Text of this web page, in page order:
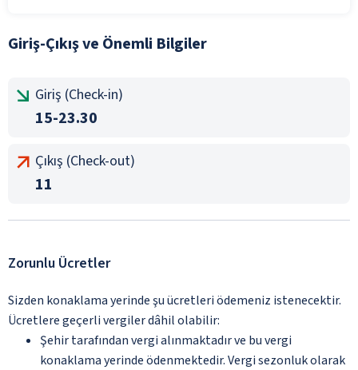
Giriş-Çıkış ve Önemli Bilgiler
Giriş (Check-in)
15-23.30
Çıkış (Check-out)
11
Zorunlu Ücretler
Sizden konaklama yerinde şu ücretleri ödemeniz istenecektir.
Ücretlere geçerli vergiler dâhil olabilir:
Şehir tarafından vergi alınmaktadır ve bu vergi
konaklama yerinde ödenmektedir. Vergi sezonluk olarak